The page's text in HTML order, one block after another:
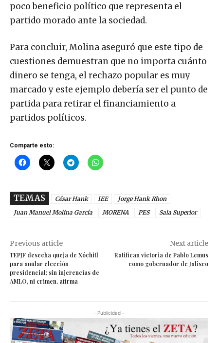
poco beneficio político que representa el
partido morado ante la sociedad.
Para concluir, Molina aseguró que este tipo de
cuestiones demuestran que no importa cuánto
dinero se tenga, el rechazo popular es muy
marcado y este ejemplo debería ser el punto de
partida para retirar el financiamiento a
partidos políticos.
Comparte esto:
TEMAS César Hank IEE
Jorge Hank Rhon
Juan Manuel Molina García
MORENA PES Sala Superior
Previous article
TEPJF desecha queja de Xóchitl
para anular elección
presidencial; sin injerencias de
AMLO, ni crimen, afirma
Next article
Ratifican victoria de Pablo Lemus
como gobernador de Jalisco
- Publicidad -